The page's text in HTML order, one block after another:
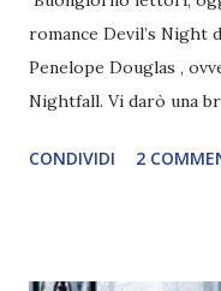
romance Devil’s Night
Penelope Douglas ,
Nightfall. Vi darò una
e anche un breve
CONDIVIDI 2